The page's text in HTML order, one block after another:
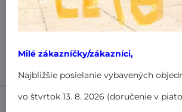
60,99 € doručíme za 3,99 €
101 € a viac doručíme zadarmo
Popis
Milé zákazníčky/zákazníci,
Najbližšie posielanie vybavených
vo štvrtok 13. 8. 2026 (doručenie v